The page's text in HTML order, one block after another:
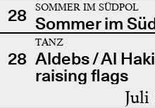
28
SOMMER IM SÜDPOL
Sommer im
28
TANZ
Aldebs / Al
raising flags
Juli